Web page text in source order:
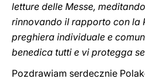
letture delle Messe,
rinnovando il rapporto con la
preghiera individuale e
Pozdrawiam serdecznie